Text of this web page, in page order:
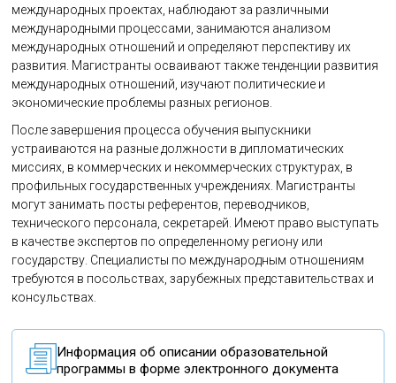
международных проектах, наблюдают за различными
международными процессами, занимаются анализом
международных отношений и определяют перспективу их
развития. Магистранты осваивают также тенденции развития
международных отношений, изучают политические и
экономические проблемы разных регионов.
После завершения процесса обучения выпускники
устраиваются на разные должности в дипломатических
миссиях, в коммерческих и некоммерческих структурах, в
профильных государственных учреждениях. Магистранты
могут занимать посты референтов, переводчиков,
технического персонала, секретарей. Имеют право выступать
в качестве экспертов по определенному региону или
государству. Специалисты по международным отношениям
требуются в посольствах, зарубежных представительствах и
консульствах.
Информация об описании образовательной
программы в форме электронного документа